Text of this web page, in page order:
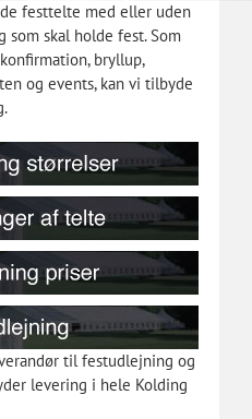
festtelte med eller uden
skal holde fest. Som
bryllup,
og events, kan vi tilbyde
til festudlejning og
levering i hele Kolding